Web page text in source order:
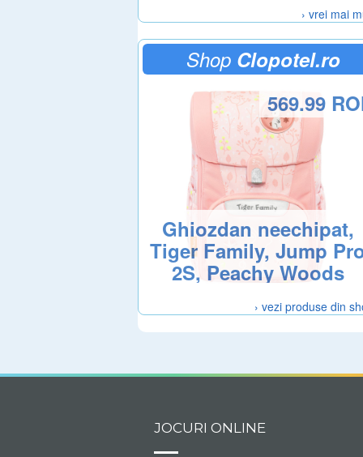
› vrei mai
Shop Clopotel.ro
Ghiozdan neechipat,
Tiger Family, Jump
2S, Peachy Woods
569.99
› vezi produse din
JOCURI ONLINE